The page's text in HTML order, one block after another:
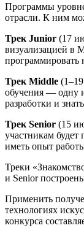
Программы
отрасли. К ним
Трек Junior (17
визуализацией в
программировать
Трек Middle
обучения ― одну
разработки и
Трек Senior (15
участникам будет
иметь опыт
Треки
и Senior
Применить
технологиях
конкурса